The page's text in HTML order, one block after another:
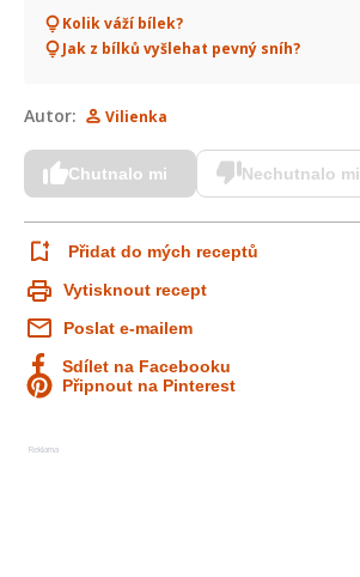
Kolik váží bílek?
Jak z bílků vyšlehat pevný sníh?
Autor: Vilienka
Chutnalo mi Nechutnalo mi
Přidat do mých receptů
Vytisknout recept
Poslat e-mailem
Sdílet na Facebooku
Připnout na Pinterest
Reklama